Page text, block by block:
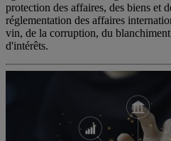
protection des affaires, des biens et
réglementation des affaires
vin, de la corruption, du
d'intérêts.